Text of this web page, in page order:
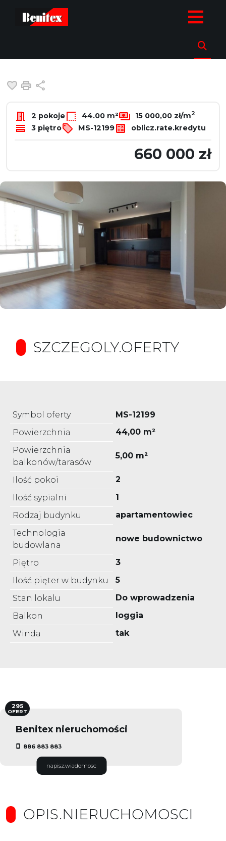
strona.glowna Oferty Warszawa
Dodaj do ulubionych
Drukuj
2 pokoje 44.00 m² 15 000,00 zł/m2
3 piętro MS-12199 oblicz.rate.kredytu
660 000 zł
SZCZEGOLY.OFERTY
Symbol oferty
MS-12199
Powierzchnia
44,00 m²
Powierzchnia
balkonów/tarasów
5,00 m²
Ilość pokoi
2
Ilość sypialni
1
Rodzaj budynku
apartamentowiec
Technologia
budowlana
nowe budownictwo
Piętro
3
Ilość pięter w budynku
5
Stan lokalu
Do wprowadzenia
Balkon
loggia
Winda
tak
Benitex nieruchomości
886 883 883
napisz.wiadomosc
295
OFERT
OPIS.NIERUCHOMOSCI